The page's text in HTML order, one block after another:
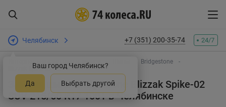
Челябинск
Ваш город Челябинск?
Да Выбрать другой
+7 (351) 200-35-74 24/7
Интернет-магазин шин и дисков
Bridgestone
Blizzak Spike-02 SUV
Зимняя шина Bridgestone Blizzak Spike-02
SUV 215/60 R17 100Tв Челябинске